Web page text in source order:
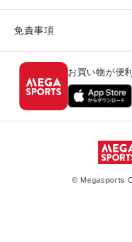
免責事項
お買い物が便
© Megasports